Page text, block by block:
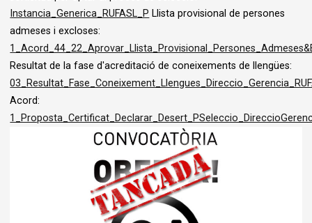
Instancia_Generica_RUFASL_P Llista provisional de persones
admeses i excloses:
Resultat de la fase d'acreditació de coneixements de llengües:
Acord: